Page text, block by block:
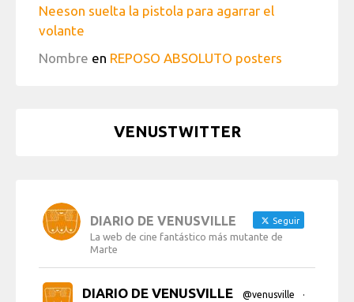
Neeson suelta la pistola para agarrar el
volante
Nombre en REPOSO ABSOLUTO posters
VENUSTWITTER
DIARIO DE VENUSVILLE Seguir
La web de cine fantástico más mutante de
Marte
DIARIO DE VENUSVILLE @venusville
·